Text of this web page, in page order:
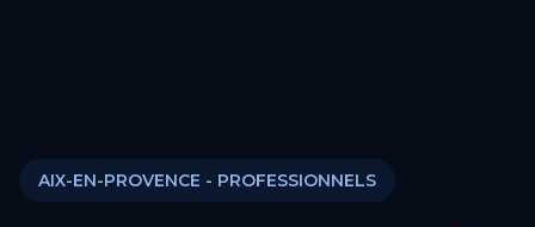
AIX-EN-PROVENCE - PROFESSIONNELS